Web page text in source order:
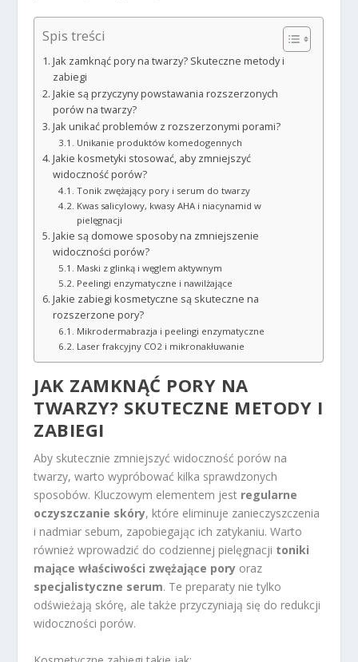
Spis treści
Jak zamknąć pory na twarzy? Skuteczne metody i
zabiegi
Jakie są przyczyny powstawania rozszerzonych
porów na twarzy?
Jak unikać problemów z rozszerzonymi porami?
Unikanie produktów komedogennych
Jakie kosmetyki stosować, aby zmniejszyć
widoczność porów?
Tonik zwężający pory i serum do twarzy
Kwas salicylowy, kwasy AHA i niacynamid w
pielęgnacji
Jakie są domowe sposoby na zmniejszenie
widoczności porów?
Maski z glinką i węglem aktywnym
Peelingi enzymatyczne i nawilżające
Jakie zabiegi kosmetyczne są skuteczne na
rozszerzone pory?
Mikrodermabrazja i peelingi enzymatyczne
Laser frakcyjny CO2 i mikronakłuwanie
JAK ZAMKNĄĆ PORY NA
TWARZY? SKUTECZNE METODY I
ZABIEGI
Aby skutecznie zmniejszyć widoczność porów na
twarzy, warto wypróbować kilka sprawdzonych
sposobów. Kluczowym elementem jest regularne
oczyszczanie skóry, które eliminuje zanieczyszczenia
i nadmiar sebum, zapobiegając ich zatykaniu. Warto
również wprowadzić do codziennej pielęgnacji toniki
mające właściwości zwężające pory oraz
specjalistyczne serum. Te preparaty nie tylko
odświeżają skórę, ale także przyczyniają się do redukcji
widoczności porów.